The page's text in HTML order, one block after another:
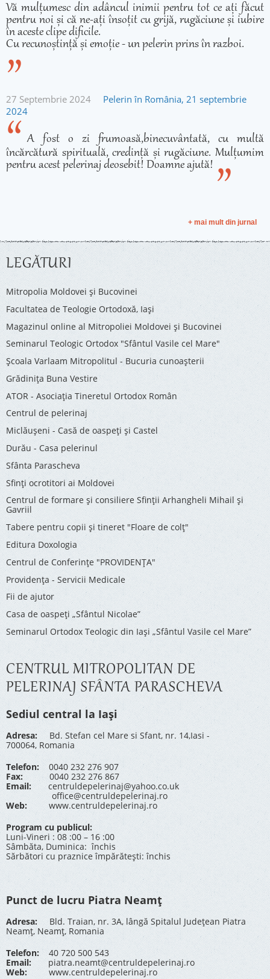
Vă mulțumesc din adâncul inimii pentru tot ce ați făcut
pentru noi și că ne-ați însoțit cu grijă, rugăciune și iubire
în aceste clipe dificile.
Cu recunoștință și emoție - un pelerin prins în razboi.
27 Septembrie 2024
Pelerin în România, 21 septembrie
2024
A fost o zi frumoasă,binecuvântată, cu multă
încărcătură spirituală, credință și rugăciune. Mulțumim
pentru acest pelerinaj deosebit! Doamne ajută!
+ mai mult din jurnal
LEGĂTURI
Mitropolia Moldovei și Bucovinei
Facultatea de Teologie Ortodoxă, Iaşi
Magazinul online al Mitropoliei Moldovei și Bucovinei
Seminarul Teologic Ortodox "Sfântul Vasile cel Mare"
Şcoala Varlaam Mitropolitul - Bucuria cunoaşterii
Grădinița Buna Vestire
ATOR - Asociaţia Tineretul Ortodox Român
Centrul de pelerinaj
Miclăușeni - Casă de oaspeţi şi Castel
Durău - Casa pelerinul
Sfânta Parascheva
Sfinți ocrotitori ai Moldovei
Centrul de formare și consiliere Sfinții Arhangheli Mihail și
Gavriil
Tabere pentru copii şi tineret "Floare de colţ"
Editura Doxologia
Centrul de Conferinţe "PROVIDENŢA"
Providenţa - Servicii Medicale
Fii de ajutor
Casa de oaspeți „Sfântul Nicolae”
Seminarul Ortodox Teologic din Iași „Sfântul Vasile cel Mare”
CENTRUL MITROPOLITAN DE
PELERINAJ SFÂNTA PARASCHEVA
Sediul central la Iași
Adresa: Bd. Stefan cel Mare si Sfant, nr. 14,Iasi -
700064, Romania
Telefon: 0040 232 276 907
Fax: 0040 232 276 867
Email:
centruldepelerinaj@yahoo.co.uk
office@centruldepelerinaj.ro
Web:
www.centruldepelerinaj.ro
Program cu publicul:
Luni-Vineri : 08 :00 – 16 :00
Sâmbăta, Duminica: închis
Sărbători cu praznice împărătești: închis
Punct de lucru Piatra Neamț
Adresa: Bld. Traian, nr. 3A, lângă Spitalul Județean Piatra
Neamț, Neamț, Romania
Telefon:40 720 500 543
Email:
piatra.neamt@centruldepelerinaj.ro
Web:
www.centruldepelerinaj.ro